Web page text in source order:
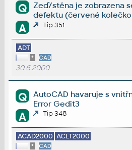
Q
Zeď/stěna je zobrazena
defektu (červené
A Tip 351
ADT
* CAD
30.6.2000
Q
AutoCAD havaruje s
Error Gedit3
A Tip 348
ACAD2000 ACLT2000
* CAD